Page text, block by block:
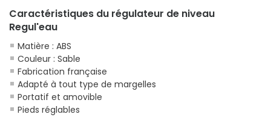
Caractéristiques du régulateur de niveau
Regul'eau
Matière : ABS
Couleur : Sable
Fabrication française
Adapté à tout type de margelles
Portatif et amovible
Pieds réglables